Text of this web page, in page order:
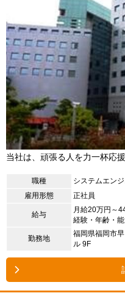
当社は、頑張る人を力一杯応
職種
システムエン
雇用形態
正社員
給与
月給20万円～
経験・年齢・
勤務地
福岡県福岡市
ル 9F